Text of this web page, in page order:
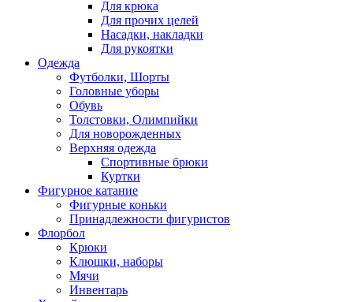
Для крюка
Для прочих целей
Насадки, накладки
Для рукоятки
Одежда
Футболки, Шорты
Головные уборы
Обувь
Толстовки, Олимпийки
Для новорожденных
Верхняя одежда
Спортивные брюки
Куртки
Фигурное катание
Фигурные коньки
Принадлежности фигуристов
Флорбол
Крюки
Клюшки, наборы
Мячи
Инвентарь